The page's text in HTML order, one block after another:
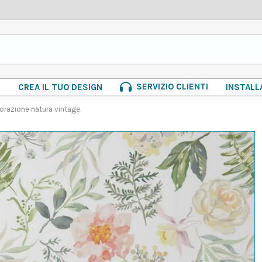
CREA IL TUO DESIGN SERVIZIO CLIENTI
natura vintage.